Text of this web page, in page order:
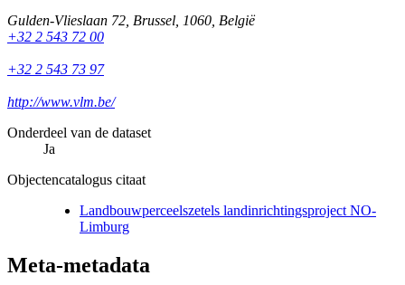
Gulden-Vlieslaan 72, Brussel, 1060, België
+32 2 543 72 00
+32 2 543 73 97
http://www.vlm.be/
Onderdeel van de dataset
Ja
Objectencatalogus citaat
Landbouwperceelszetels landinrichtingsproject NO-
Limburg
Meta-metadata